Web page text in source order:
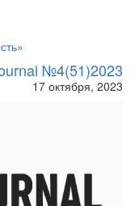
№4(51)2023
17 октября, 2023